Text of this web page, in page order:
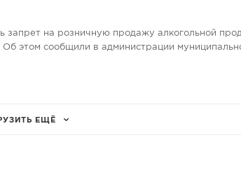
запрет на розничную продажу алкогольной
этом сообщили в администрации
ЕЩЁ